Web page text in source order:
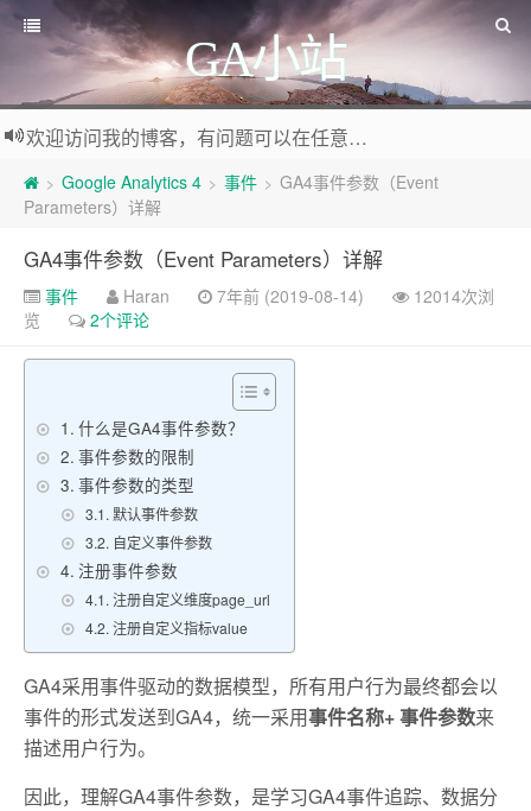
GA小站
欢迎访问我的博客，有问题可以在任意文章底部留言评论
> Google Analytics 4 > 事件 > GA4事件参数（Event
Parameters）详解
GA4事件参数（Event Parameters）详解
事件 Haran 7年前 (2019-08-14)
12014次浏
览
2个评论
什么是GA4事件参数？
事件参数的限制
事件参数的类型
默认事件参数
自定义事件参数
注册事件参数
注册自定义维度page_url
注册自定义指标value
GA4采用事件驱动的数据模型，所有用户行为最终都会以
事件的形式发送到GA4， 统一采用事件名称+ 事件参数来
描述用户行为。
因此，理解GA4事件参数，是学习GA4事件追踪、数据分